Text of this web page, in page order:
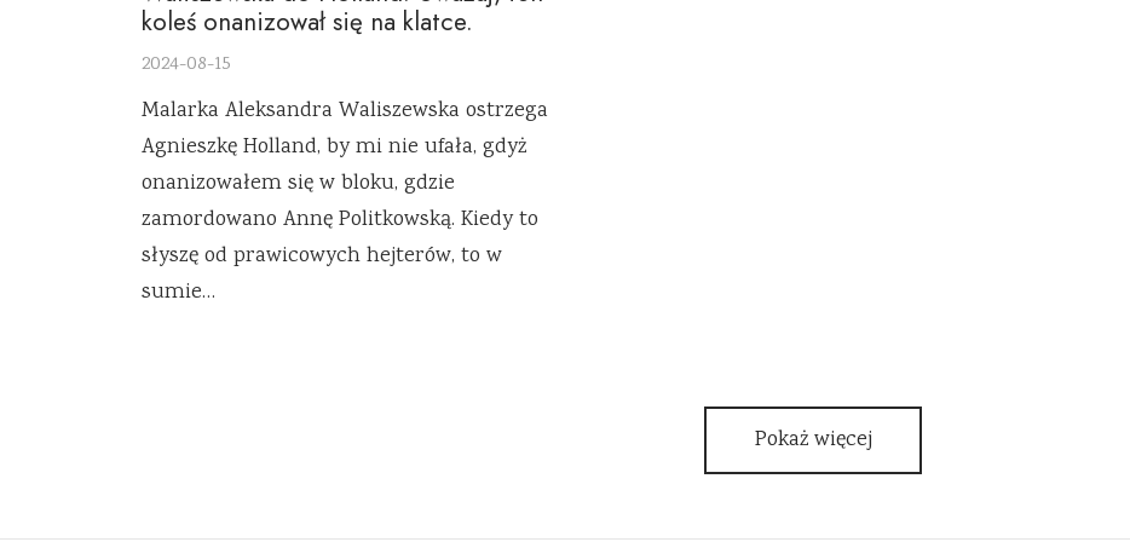
koleś onanizował się na klatce.
2024-08-15
Malarka Aleksandra Waliszewska ostrzega
Agnieszkę Holland, by mi nie ufała, gdyż
onanizowałem się w bloku, gdzie
zamordowano Annę Politkowską. Kiedy to
słyszę od prawicowych hejterów, to w
sumie…
Pokaż więcej